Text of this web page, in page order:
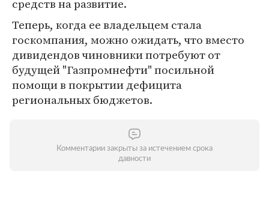
средств на развитие.
Теперь, когда ее владельцем стала
госкомпания, можно ожидать, что вместо
дивидендов чиновники потребуют от
будущей "Газпромнефти" посильной
помощи в покрытии дефицита
региональных бюджетов.
Комментарии закрыты за истечением срока
давности